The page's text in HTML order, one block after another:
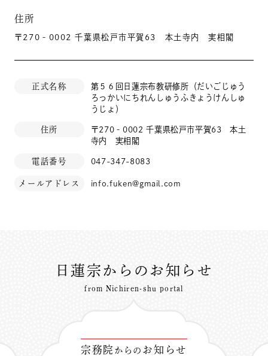
住所
〒270‐0002 千葉県松戸市平賀63 本土寺内 実相閣
正式名称
第５６回日蓮宗布教研修所（だいごじゅう
ろっかいにちれんしゅうふきょうけんしゅ
うじょ）
住所
〒270‐0002 千葉県松戸市平賀63 本土
寺内 実相閣
電話番号 047-347-8083
メールアドレス info.fuken@gmail.com
日蓮宗からのお知らせ
from Nichiren-shu portal
宗務院 からの お知らせ